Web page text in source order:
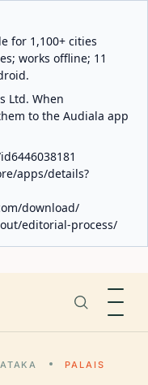
for 1,100+ cities
works offline; 11
Ltd. When
to the Audiala app
apps/details?
download/
editorial-process/
PALAIS